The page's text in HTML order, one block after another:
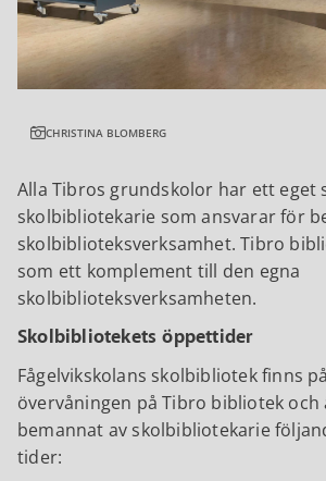
CHRISTINA BLOMBERG
Alla Tibros grundskolor har ett eget
skolbibliotekarie som ansvarar för
skolbiblioteksverksamhet. Tibro
som ett komplement till den egna
skolbiblioteksverksamheten.
Skolbibliotekets öppettider
Fågelvikskolans skolbibliotek finns
övervåningen på Tibro bibliotek och
bemannat av skolbibliotekarie
tider: